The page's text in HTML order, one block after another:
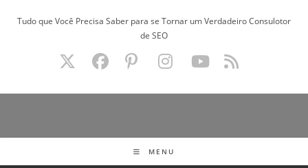
paraTudo que Você Precisa Saber para se Tornar um Verdadeiro Consulotor
de SEO
MENU